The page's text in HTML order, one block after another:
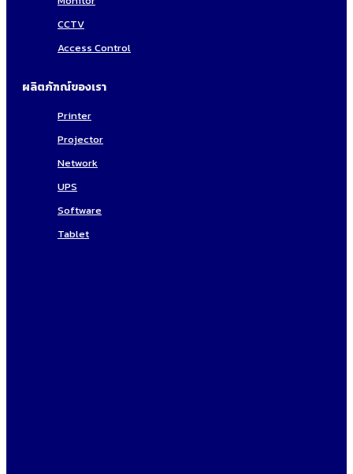
CCTV
Access Control
ผลิตภัฑณ์ของเรา
Printer
Projector
Network
UPS
Software
Tablet